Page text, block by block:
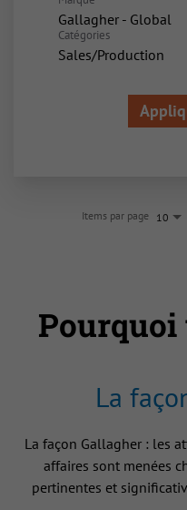
Gallagher - Global
Catégories
Sales/Production
Items par page 10
La
La façon Gallagher : les
affaires sont menées
pertinentes et